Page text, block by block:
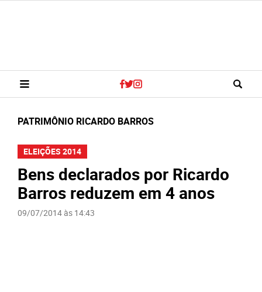
PATRIMÔNIO RICARDO BARROS
ELEIÇÕES 2014
Bens declarados por Ricardo
Barros reduzem em 4 anos
09/07/2014 às 14:43